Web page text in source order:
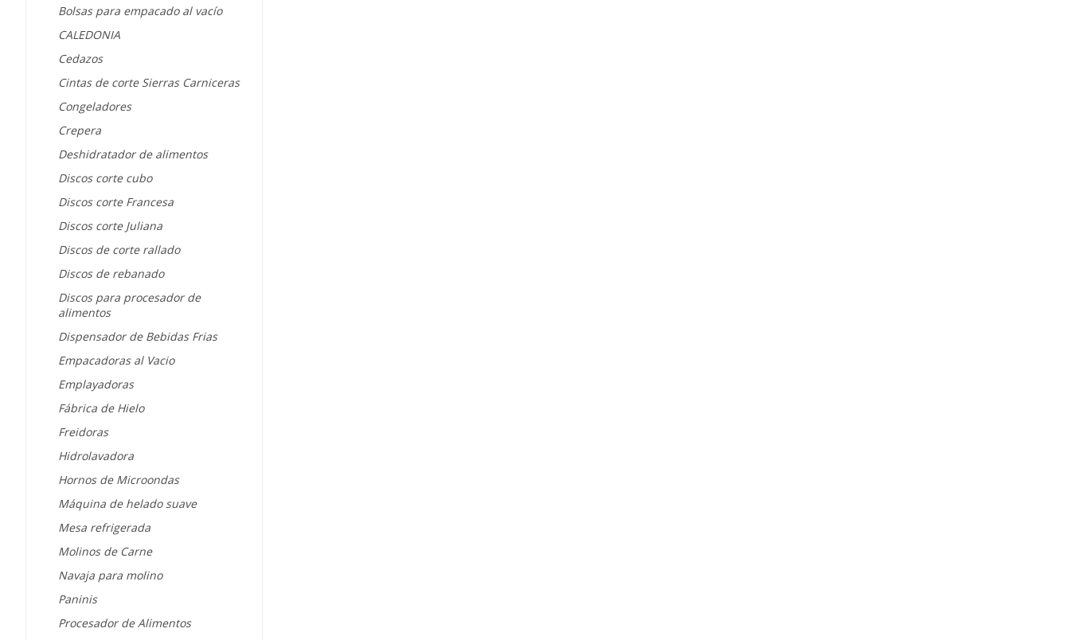
Bolsas para empacado al vacío
CALEDONIA
Cedazos
Cintas de corte Sierras Carniceras
Congeladores
Crepera
Deshidratador de alimentos
Discos corte cubo
Discos corte Francesa
Discos corte Juliana
Discos de corte rallado
Discos de rebanado
Discos para procesador de
alimentos
Dispensador de Bebidas Frias
Empacadoras al Vacio
Emplayadoras
Fábrica de Hielo
Freidoras
Hidrolavadora
Hornos de Microondas
Máquina de helado suave
Mesa refrigerada
Molinos de Carne
Navaja para molino
Paninis
Procesador de Alimentos